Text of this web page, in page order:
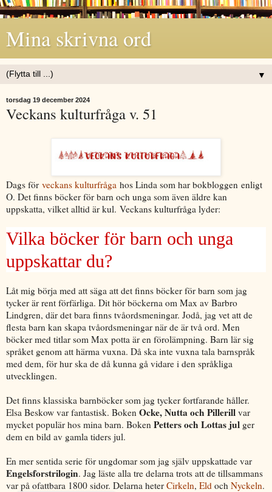
Mina skrivna ord
▼
torsdag 19 december 2024
Veckans kulturfråga v. 51
Dags för veckans kulturfråga hos Linda som har bokbloggen enligt
O. Det finns böcker för barn och unga som även äldre kan
uppskatta, vilket alltid är kul. Veckans kulturfråga lyder:
Vilka böcker för barn och unga
uppskattar du?
Låt mig börja med att säga att det finns böcker för barn som jag
tycker är rent förfärliga. Dit hör böckerna om Max av Barbro
Lindgren, där det bara finns tvåordsmeningar. Jodå, jag vet att de
flesta barn kan skapa tvåordsmeningar när de är två ord. Men
böcker med titlar som Max potta är en förolämpning. Barn lär sig
språket genom att härma vuxna. Då ska inte vuxna tala barnspråk
med dem, för hur ska de då kunna gå vidare i den språkliga
utvecklingen.
Det finns klassiska barnböcker som jag tycker fortfarande håller.
Elsa Beskow var fantastisk. Boken Ocke, Nutta och Pillerill var
mycket populär hos mina barn. Boken Petters och Lottas jul ger
dem en bild av gamla tiders jul.
En mer sentida serie för ungdomar som jag själv uppskattade var
Engelsforstrilogin. Jag läste alla tre delarna trots att de tillsammans
var på ofattbara 1800 sidor. Delarna heter Cirkeln, Eld och Nyckeln.